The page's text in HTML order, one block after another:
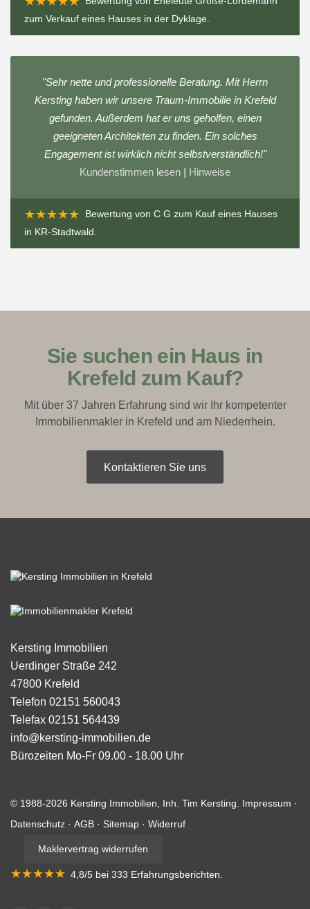
zum Verkauf eines Hauses in der Dyklage
"Sehr nette und professionelle Beratung. Mit Herrn
Kersting haben wir unsere Traum-Immobilie in Krefeld
gefunden. Außerdem hat er uns geholfen, einen
geeigneten Architekten zu finden. Ein solches
Engagement ist wirklich nicht selbstverständlich!"
Kundenstimmen lesen | Hinweise
★★★★★ Bewertung von C G zum Kauf eines Hauses
in KR-Stadtwald
Sie suchen ein Haus in
Krefeld zum Kauf?
Mit über 37 Jahren Erfahrung sind wir Ihr kompetenter
Immobilienmakler in Krefeld und am Niederrhein.
Kontaktieren Sie uns
Kersting Immobilien
Uerdinger Straße 242
47800 Krefeld
Telefon 02151 560043
Telefax 02151 564439
info@kersting-immobilien.de
Bürozeiten Mo-Fr 09.00 - 18.00 Uhr
© 1988-2026 Kersting Immobilien, Inh. Tim Kersting. Impressum ·
Datenschutz · AGB · Sitemap · Widerruf
Maklervertrag widerrufen
★★★★★ 4,8/5 bei 333 Erfahrungsberichten.